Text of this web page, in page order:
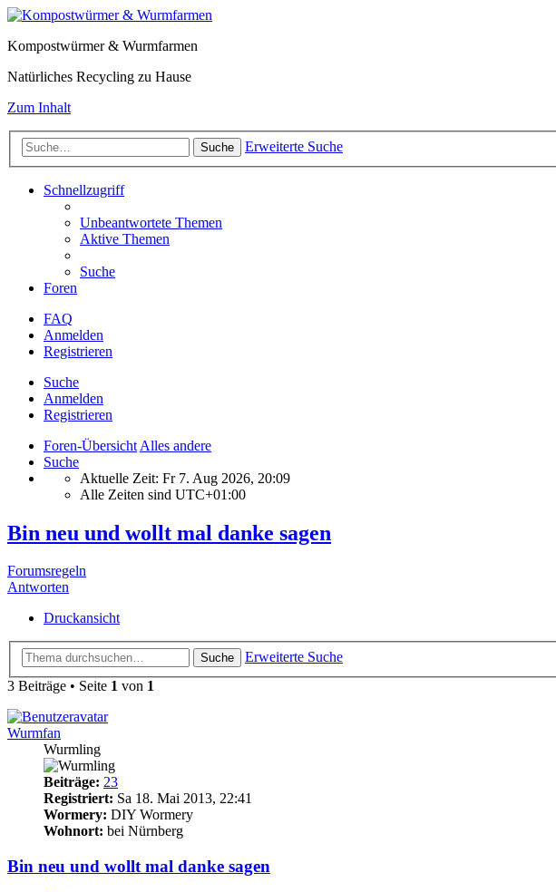
Kompostwürmer & Wurmfarmen
Natürliches Recycling zu Hause
Zum Inhalt
Suche Erweiterte Suche
Schnellzugriff
Unbeantwortete Themen
Aktive Themen
Suche
Foren
FAQ
Anmelden
Registrieren
Suche
Anmelden
Registrieren
Foren-Übersicht Alles andere
Suche
Aktuelle Zeit: Fr 7. Aug 2026, 20:09
Alle Zeiten sind UTC+01:00
Bin neu und wollt mal danke sagen
Forumsregeln
Antworten
Druckansicht
Suche
Erweiterte Suche
3 Beiträge • Seite 1 von 1
Wurmfan
Wurmling
Beiträge: 23
Registriert: Sa 18. Mai 2013, 22:41
Wormery: DIY Wormery
Wohnort: bei Nürnberg
Bin neu und wollt mal danke sagen